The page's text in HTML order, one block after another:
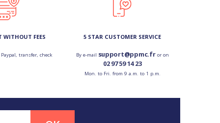
pour un style classique ou une
une tenue de fête ou
et designs uniques pour
WITHOUT FEES
transfer, check
5 STAR CUSTOMER SERVICE
By e-mail support@ppmc.fror on
02 97 59 14 23
Mon. to Fri. from 9 a.m. to 1 p.m.